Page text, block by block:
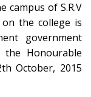
of S.R.V
on the college is
government
the Honourable
October, 2015